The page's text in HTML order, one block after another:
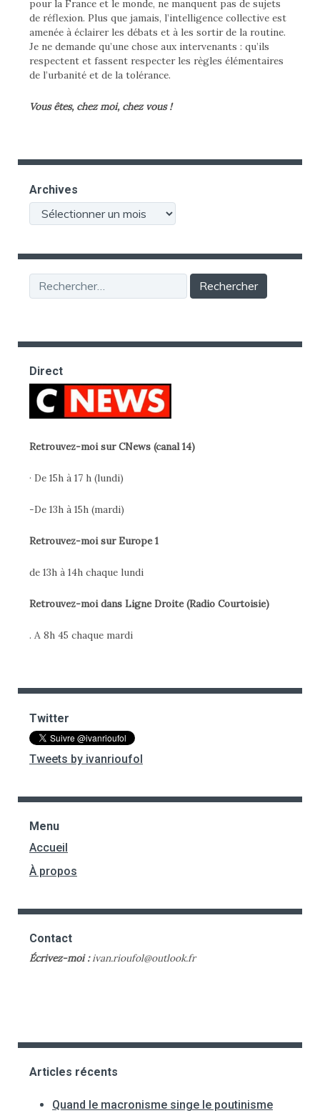
pour la France et le monde, ne manquent pas de sujets
de réflexion. Plus que jamais, l’intelligence collective est
amenée à éclairer les débats et à les sortir de la routine.
Je ne demande qu’une chose aux intervenants : qu’ils
respectent et fassent respecter les règles élémentaires
de l’urbanité et de la tolérance.
Vous êtes, chez moi, chez vous !
Archives
Archives
Rechercher :
Direct
Retrouvez-moi sur CNews (canal 14)
· De 15h à 17 h (lundi)
-De 13h à 15h (mardi)
Retrouvez-moi sur Europe 1
de 13h à 14h chaque lundi
Retrouvez-moi dans Ligne Droite (Radio Courtoisie)
. A 8h 45 chaque mardi
Twitter
Tweets by ivanrioufol
Menu
Accueil
À propos
Contact
Écrivez-moi :ivan.rioufol@outlook.fr
Articles récents
Quand le macronisme singe le poutinisme